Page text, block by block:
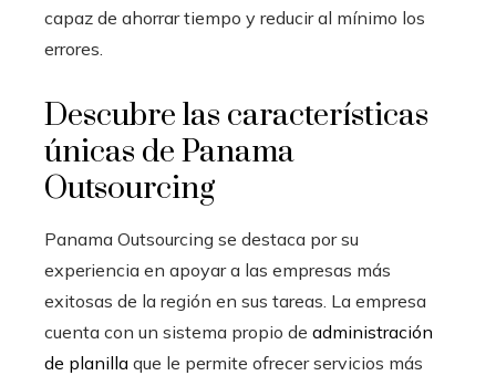
capaz de ahorrar tiempo y reducir al mínimo los
errores.
Descubre las características
únicas de Panama
Outsourcing
Panama Outsourcing se destaca por su
experiencia en apoyar a las empresas más
exitosas de la región en sus tareas. La empresa
cuenta con un sistema propio de administración
de planilla que le permite ofrecer servicios más